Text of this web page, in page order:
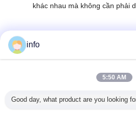
khác nhau mà không cần phải
info
5:50 AM
Good day, what product are you looking